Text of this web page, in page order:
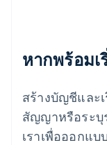
หากพร้อมเ
สร้างบัญชีและ
สัญญาหรือระบุ
เราเพื่อออกแ
English
ลิกเตนสไตน์
ลิทัวเนีย
English
สเปน
EspañolEnglish